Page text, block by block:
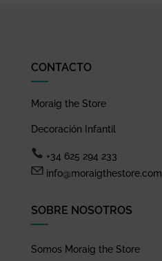
CONTACTO
Moraig the Store
Decoración Infantil
+34 625 294 233
info@moraigthestore.com
SOBRE NOSOTROS
Somos Moraig the Store